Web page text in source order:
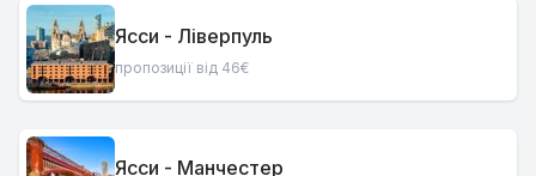
Ясси - Ліверпуль
пропозиції від 46€
Ясси - Манчестер